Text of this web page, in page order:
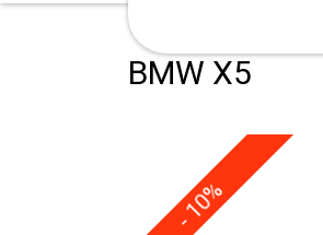
BMW X5
- 10%